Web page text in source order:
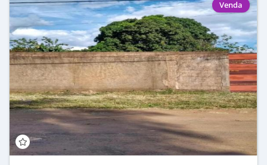
Venda